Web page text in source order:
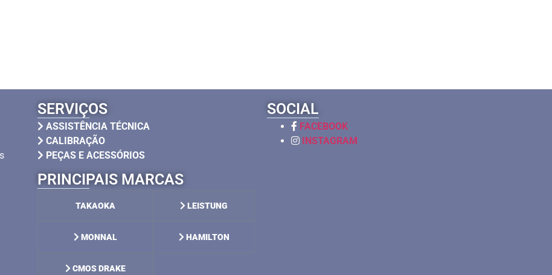
SERVIÇOS
ASSISTÊNCIA TÉCNICA
CALIBRAÇÃO
PEÇAS E ACESSÓRIOS
PRINCIPAIS MARCAS
TAKAOKA LEISTUNG
MONNAL HAMILTON
CMOS DRAKE
SOCIAL
FACEBOOK
INSTAGRAM